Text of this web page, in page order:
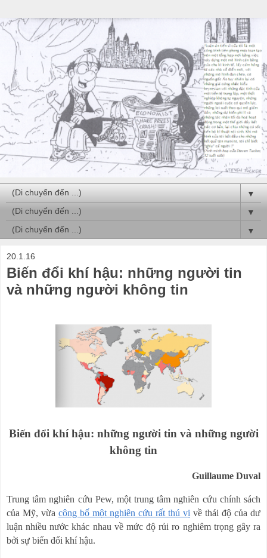
▼
▼
▼
20.1.16
Biến đổi khí hậu: những người tin
và những người không tin
Biến đổi khí hậu: những người tin và những người
không tin
Guillaume Duval
Trung tâm nghiên cứu Pew, một trung tâm nghiên cứu chính sách
của Mỹ, vừa công bố một nghiên cứu rất thú vị về thái độ của dư
luận nhiều nước khác nhau về mức độ rủi ro nghiêm trọng gây ra
bởi sự biến đổi khí hậu.